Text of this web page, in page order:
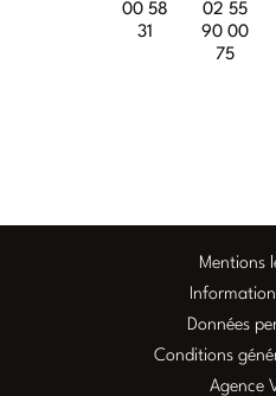
00 58
31
02 55
90 00
75
Mentions
Données
Conditions
Agence